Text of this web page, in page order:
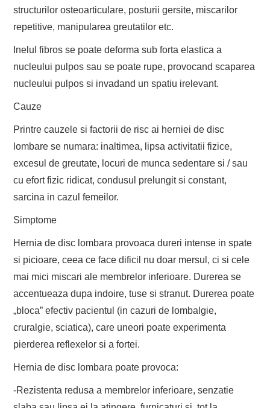
structurilor osteoarticulare, posturii gersite, miscarilor
repetitive, manipularea greutatilor etc.
Inelul fibros se poate deforma sub forta elastica a
nucleului pulpos sau se poate rupe, provocand scaparea
nucleului pulpos si invadand un spatiu irelevant.
Cauze
Printre cauzele si factorii de risc ai herniei de disc
lombare se numara: inaltimea, lipsa activitatii fizice,
excesul de greutate, locuri de munca sedentare si / sau
cu efort fizic ridicat, condusul prelungit si constant,
sarcina in cazul femeilor.
Simptome
Hernia de disc lombara provoaca dureri intense in spate
si picioare, ceea ce face dificil nu doar mersul, ci si cele
mai mici miscari ale membrelor inferioare. Durerea se
accentueaza dupa indoire, tuse si stranut. Durerea poate
„bloca” efectiv pacientul (in cazuri de lombalgie,
cruralgie, sciatica), care uneori poate experimenta
pierderea reflexelor si a fortei.
Hernia de disc lombara poate provoca:
-Rezistenta redusa a membrelor inferioare, senzatie